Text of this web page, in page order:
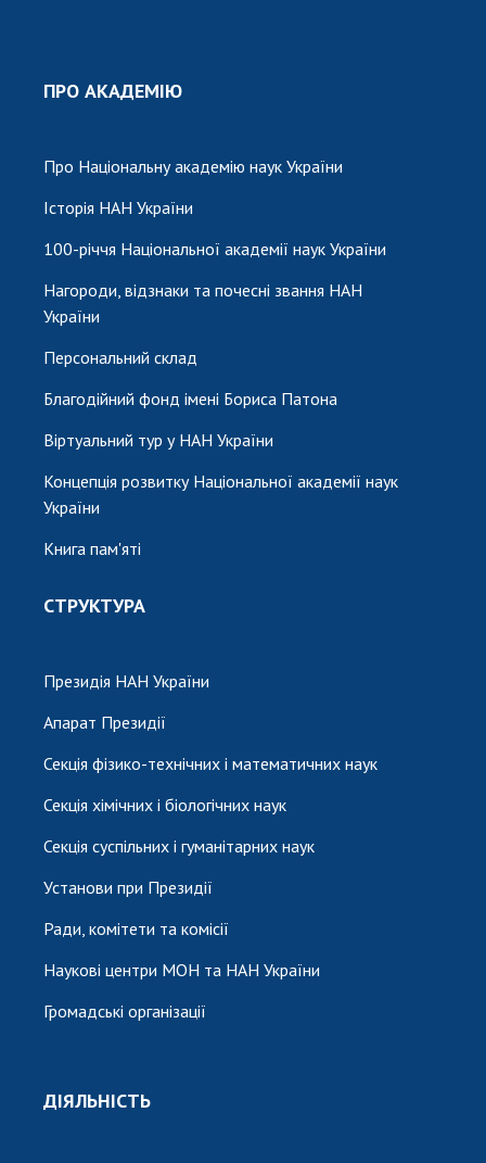
ПРО АКАДЕМІЮ
Про Національну академію наук України
Історія НАН України
100-річчя Національної академії наук України
Нагороди, відзнаки та почесні звання НАН
України
Персональний склад
Благодійний фонд імені Бориса Патона
Віртуальний тур у НАН України
Концепція розвитку Національної академії наук
України
Книга пам'яті
СТРУКТУРА
Президія НАН України
Апарат Президії
Секція фізико-технічних і математичних наук
Секція хімічних і біологічних наук
Секція суспільних і гуманітарних наук
Установи при Президії
Ради, комітети та комісії
Наукові центри МОН та НАН України
Громадські організації
ДІЯЛЬНІСТЬ